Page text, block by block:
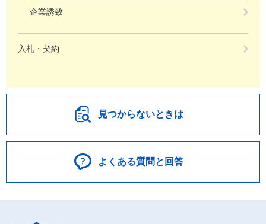
企業誘致
入札・契約
見つからないときは
よくある質問と回答